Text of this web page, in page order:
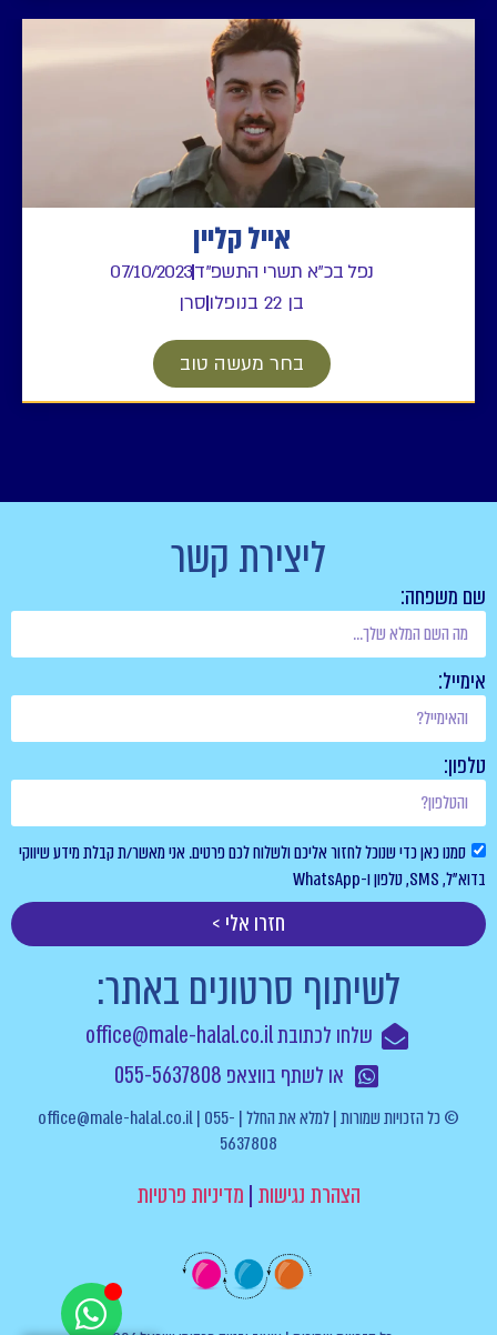
אייל קליין
נפל בכ"א תשרי התשפ"ד07/10/2023
בן 22 בנופלו
סרן
בחר מעשה טוב
ליצירת קשר
שם משפחה:
אימייל:
טלפון:
סמנו כאן כדי שנוכל לחזור אליכם ולשלוח לכם פרטים. אני מאשר/ת קבלת מידע שיווקי
בדוא”ל, SMS, טלפון ו-WhatsApp
חזרו אלי >
לשיתוף סרטונים באתר:
שלחו לכתובת office@male-halal.co.il
או לשתף בווצאפ 055-5637808
© כל הזכויות שמורות | למלא את החלל | office@male-halal.co.il | 055-
5637808
הצהרת נגישות | מדיניות פרטיות